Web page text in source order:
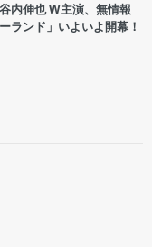
内伸也 W主演、無情報
ランド」いよいよ開幕！